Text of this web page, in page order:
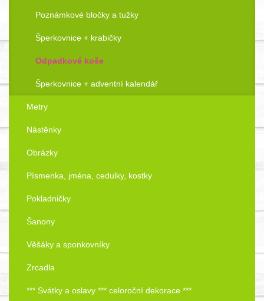
Poznámkové bločky a tužky
Šperkovnice + krabičky
Odpadkové koše
Šperkovnice + adventní kalendář
Metry
Nástěnky
Obrázky
Písmenka, jména, cedulky, kostky
Pokladničky
Šanony
Věšáky a sponkovníky
Zrcadla
*** Svátky a oslavy *** celoroční dekorace ***